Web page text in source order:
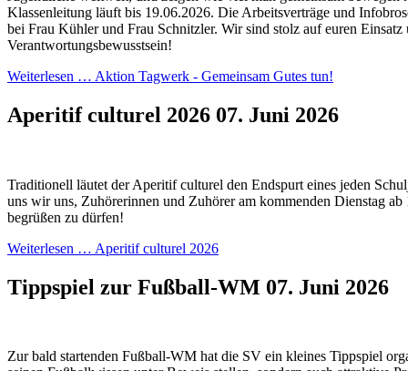
Klassenleitung läuft bis 19.06.2026. Die Arbeitsverträge und
bei Frau Kühler und Frau Schnitzler. Wir sind stolz auf euren Einsatz
Verantwortungsbewusstsein!
Weiterlesen … Aktion Tagwerk - Gemeinsam Gutes tun!
Aperitif culturel 2026 07. Juni 2026
Traditionell läutet der Aperitif culturel den Endspurt eines jeden
uns wir uns, Zuhörerinnen und Zuhörer am kommenden Dienstag
begrüßen zu dürfen!
Weiterlesen … Aperitif culturel 2026
Tippspiel zur Fußball-WM 07. Juni 2026
Zur bald startenden Fußball-WM hat die SV ein kleines Tippspiel